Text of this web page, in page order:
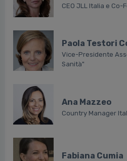
CEO JLL Italia e
Paola Testori
Vice-Presidente
Sanità"
Ana Mazzeo
Country Manager
Fabiana Cumia